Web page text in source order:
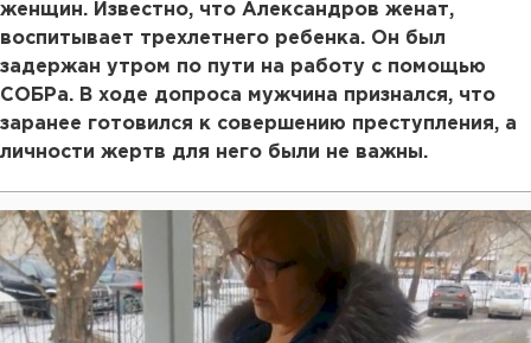
женщин. Известно, что Александров женат,
воспитывает трехлетнего ребенка. Он был
задержан утром по пути на работу с помощью
СОБРа. В ходе допроса мужчина признался, что
заранее готовился к совершению преступления, а
личности жертв для него были не важны.